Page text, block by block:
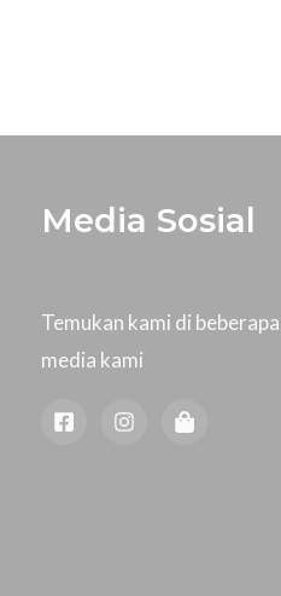
Media Sosial
Temukan kami di
media kami